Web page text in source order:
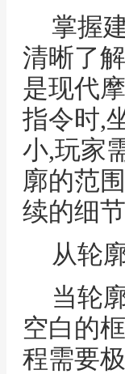
掌握
清晰了
是现代
指令时,
小,玩家
廓的范
续的细
从轮
当轮
空白的
程需要